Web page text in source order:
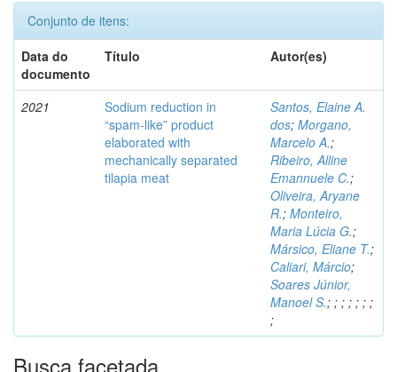
Conjunto de itens:
Data do
documento
Título Autor(es)
2021
Sodium reduction in
“spam-like” product
elaborated with
mechanically separated
tilapia meat
Santos, Elaine A.
dos; Morgano,
Marcelo A.;
Ribeiro, Alline
Emannuele C.;
Oliveira, Aryane
R.; Monteiro,
Maria Lúcia G.;
Mársico, Eliane T.;
Caliari, Márcio;
Soares Júnior,
Manoel S.; ; ; ; ; ; ;
;
Busca facetada